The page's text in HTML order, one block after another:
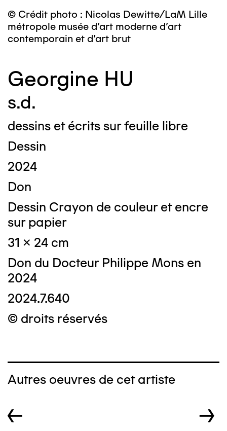
© Crédit photo : Nicolas Dewitte/LaM Lille
métropole musée d’art moderne d’art
contemporain et d’art brut
Georgine HU
s.d.
dessins et écrits sur feuille libre
Dessin
2024
Don
Dessin Crayon de couleur et encre
sur papier
31 x 24 cm
Don du Docteur Philippe Mons en
2024
2024.7.640
© droits réservés
Autres oeuvres de cet artiste
← →